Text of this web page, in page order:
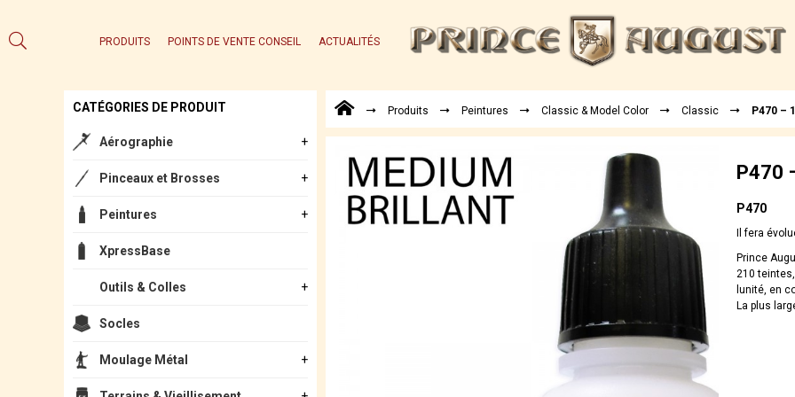
PRODUITS POINTS DE VENTE CONSEIL ACTUALITÉS
CATÉGORIES DE PRODUIT
Aérographie
Pinceaux et Brosses
Peintures
XpressBase
Outils & Colles
Socles
Moulage Métal
Produits Peintures Classic & Model Color Classic P470 –
P470
P470
Il fera
Prince
210
lunité, en
La plus